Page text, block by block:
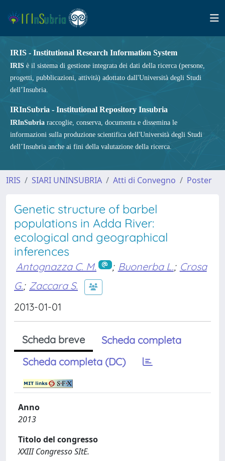
IRIS - Institutional Research Information System
IRIS è il sistema di gestione integrata dei dati della ricerca (persone,
progetti, pubblicazioni, attività) adottato dall'Università degli Studi
dell’Insubria.
IRInSubria - Institutional Repository Insubria
IRInSubria raccoglie, conserva, documenta e dissemina le
informazioni sulla produzione scientifica dell'Università degli Studi
dell’Insubria anche ai fini della valutazione della ricerca.
IRIS SIARI UNINSUBRIA Atti di Convegno Poster
Genetic structure of barbel
populations in Adda River:
ecological and geographical
inferences
Antognazza C. M. ; Buonerba L.; Crosa
G.; Zaccara S.
2013-01-01
Scheda breve
Scheda completa
Scheda completa (DC)
Anno
2013
Titolo del congresso
XXIII Congresso SItE.